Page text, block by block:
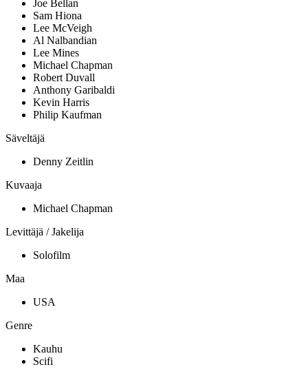
Joe Bellan
Sam Hiona
Lee McVeigh
Al Nalbandian
Lee Mines
Michael Chapman
Robert Duvall
Anthony Garibaldi
Kevin Harris
Philip Kaufman
Säveltäjä
Denny Zeitlin
Kuvaaja
Michael Chapman
Levittäjä / Jakelija
Solofilm
Maa
USA
Genre
Kauhu
Scifi